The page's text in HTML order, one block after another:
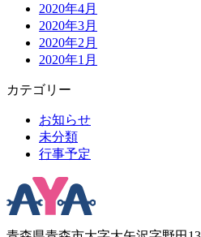
2020年4月
2020年3月
2020年2月
2020年1月
カテゴリー
お知らせ
未分類
行事予定